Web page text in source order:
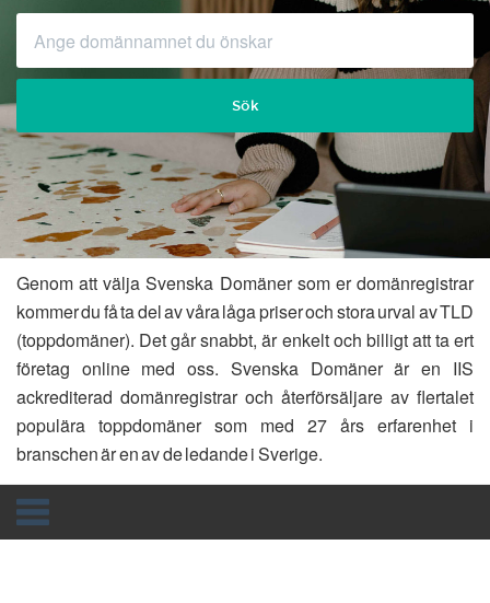
Sök
Genom att välja Svenska Domäner som er domänregistrar
kommer du få ta del av våra låga priser och stora urval av TLD
(toppdomäner). Det går snabbt, är enkelt och billigt att ta ert
företag online med oss. Svenska Domäner är en IIS
ackrediterad domänregistrar och återförsäljare av flertalet
populära toppdomäner som med 27 års erfarenhet i
branschen är en av de ledande i Sverige.